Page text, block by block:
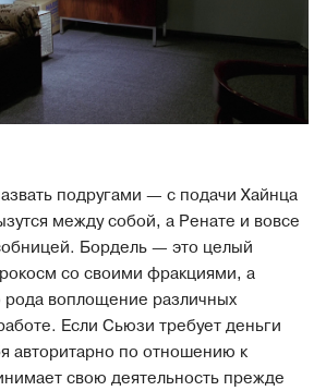
подругами — с подачи Хайнца
между собой, а Ренате и вовсе
Бордель — это целый
со своими фракциями, а
воплощение различных
Если Сьюзи требует деньги
авторитарно по отношению к
свою деятельность прежде